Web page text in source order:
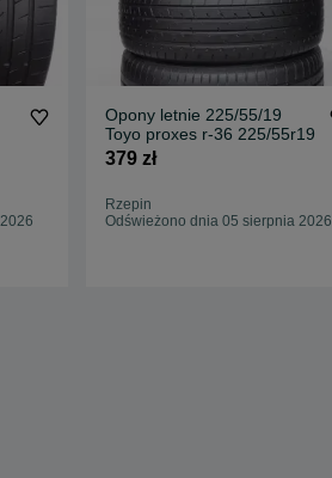
Opony letnie 225/55/19
Toyo proxes r-36 225/55r19
379 zł
Rzepin
Odświeżono dnia 05 sierpnia 2026